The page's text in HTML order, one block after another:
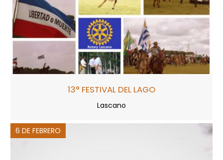
13° FESTIVAL DEL LAGO
Lascano
6 DE FEBRERO